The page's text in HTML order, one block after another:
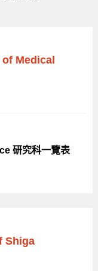
Medical
研究科一覽表
Shiga